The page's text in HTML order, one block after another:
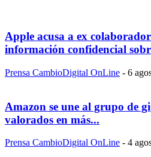
Apple acusa a ex
información confidencial
Prensa CambioDigital OnLine - 6
Amazon se une al grupo de
valorados en más...
Prensa CambioDigital OnLine - 4